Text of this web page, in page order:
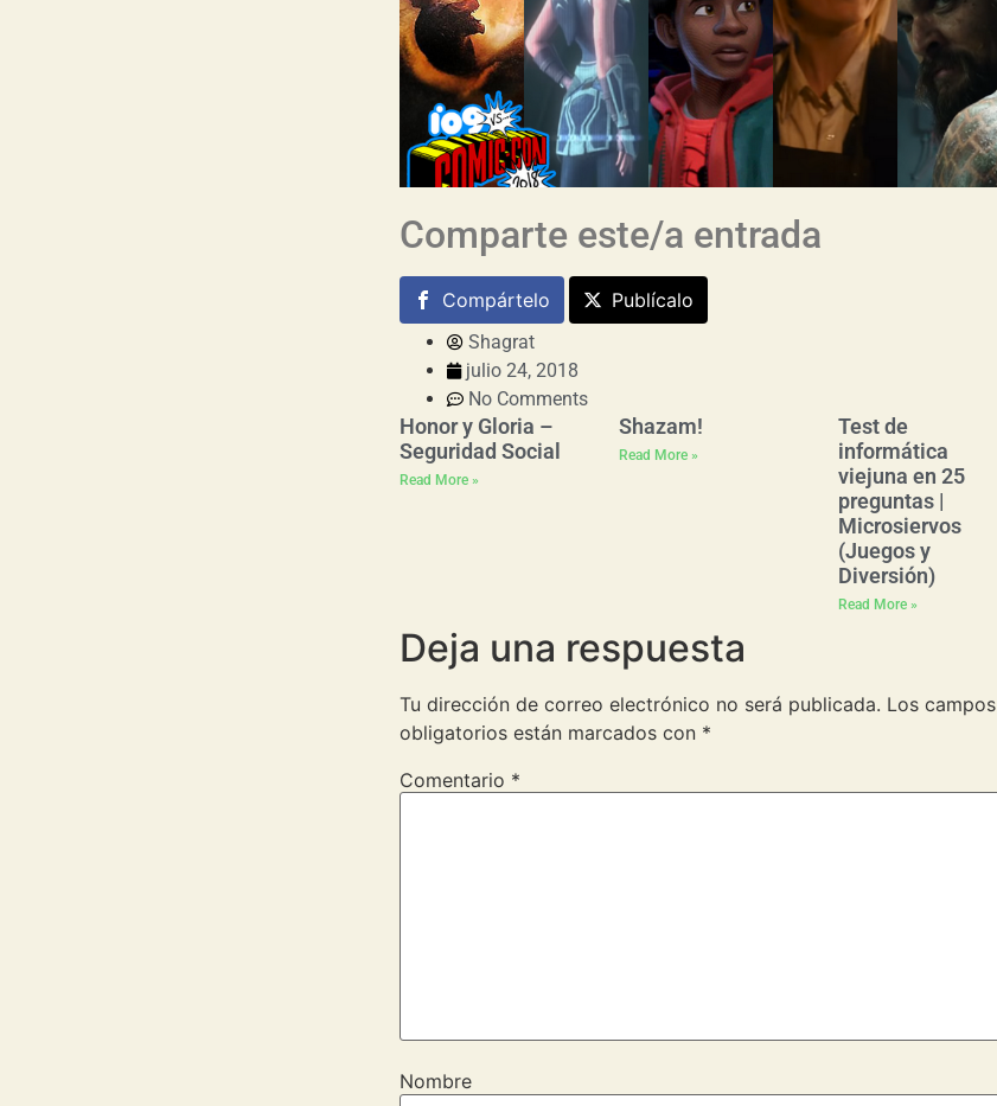
Comparte este/a entrada
Compártelo Publícalo
Shagrat
julio 24, 2018
No Comments
Honor y Gloria –
Seguridad Social
Read More »
Shazam!
Read More »
Test de
informática
viejuna en 25
preguntas |
Microsiervos
(Juegos y
Diversión)
Read More »
Deja una respuesta
Tu dirección de correo electrónico no será publicada. Los campos
obligatorios están marcados con *
Comentario *
Nombre